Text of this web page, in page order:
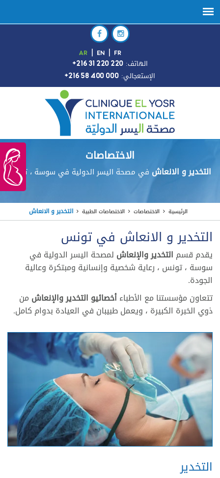
AR EN FR
+216 31 220 220 :الهاتف
+216 58 400 000 :الإستعجالي
الاختصاصات
التخدير و الانعاش في مصحة اليسر الدولية في سوسة ، تونس
التخدير و الانعاش الاختصاصات الطبية الاختصاصات الرئيسية
التخدير و الانعاش في تونس
يقدم قسم التخدير والإنعاش لمصحة اليسر الدولية في
سوسة ، تونس ، رعاية شخصية وإنسانية ومبتكرة وعالية
الجودة.
تتعاون مؤسستنا مع الأطباءأخصائيو التخدير والإنعاش من
ذوي الخبرة الكبيرة ، ويعمل طبيبان في العيادة بدوام كامل.
التخدير